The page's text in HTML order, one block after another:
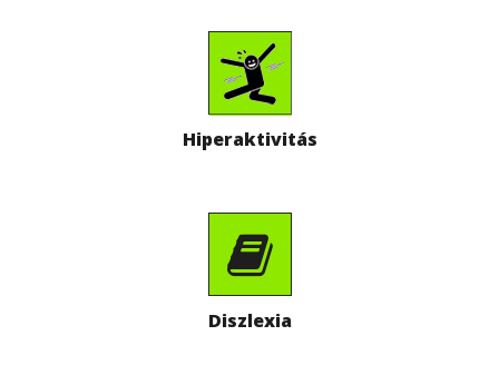
Hiperaktivitás
Diszlexia